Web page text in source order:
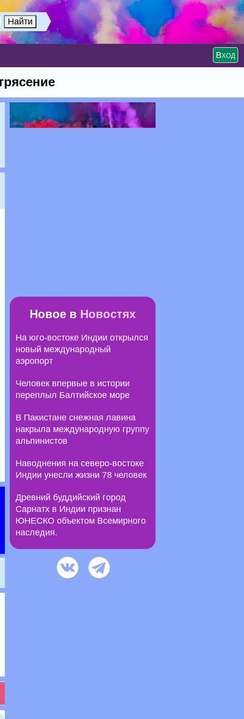
Вход
Новое в Новостях
На юго-востоке Индии открылся
новый международный
аэропорт
Человек впервые в истории
переплыл Балтийское море
В Пакистане снежная лавина
накрыла международную группу
альпинистов
Наводнения на северо-востоке
Индии унесли жизни 78 человек
Древний буддийский город
Сарнатх в Индии признан
ЮНЕСКО объектом Всемирного
наследия.